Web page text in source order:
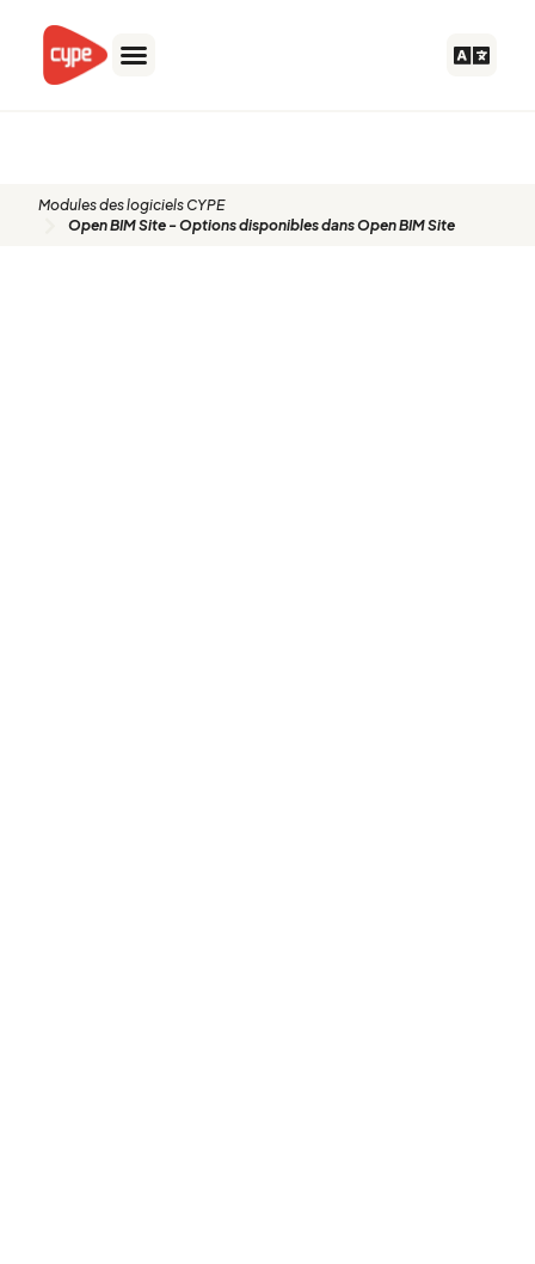
contenu
Modules des logiciels CYPE
Open BIM Site - Options disponibles dans Open BIM Site